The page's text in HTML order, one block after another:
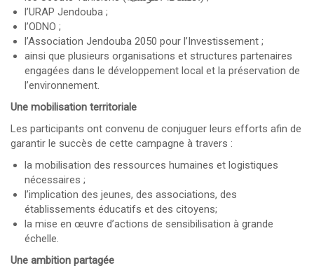
l’URAP Jendouba ;
l’ODNO ;
l’Association Jendouba 2050 pour l’Investissement ;
ainsi que plusieurs organisations et structures partenaires
engagées dans le développement local et la préservation de
l’environnement.
Une mobilisation territoriale
Les participants ont convenu de conjuguer leurs efforts afin de
garantir le succès de cette campagne à travers :
la mobilisation des ressources humaines et logistiques
nécessaires ;
l’implication des jeunes, des associations, des
établissements éducatifs et des citoyens;
la mise en œuvre d’actions de sensibilisation à grande
échelle.
Une ambition partagée